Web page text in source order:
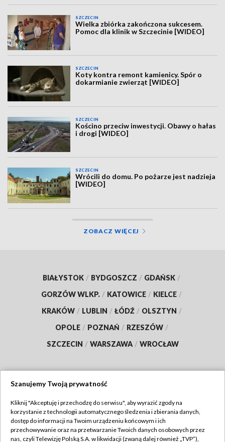
SZCZECIN
Wielka zbiórka zakończona sukcesem.
Pomoc dla klinik w Szczecinie [WIDEO]
SZCZECIN
Koty kontra remont kamienicy. Spór o
dokarmianie zwierząt [WIDEO]
SZCZECIN
Kościno przeciw inwestycji. Obawy o hałas
i drogi [WIDEO]
SZCZECIN
Wrócili do domu. Po pożarze jest nadzieja
[WIDEO]
ZOBACZ WIĘCEJ
BIAŁYSTOK / BYDGOSZCZ / GDAŃSK /
GORZÓW WLKP. / KATOWICE / KIELCE /
KRAKÓW / LUBLIN / ŁÓDŹ / OLSZTYN /
OPOLE / POZNAŃ / RZESZÓW /
SZCZECIN / WARSZAWA / WROCŁAW
TVP
Abonament TVP
Regulamin TVP
Szanujemy Twoją prywatność
Kliknij "Akceptuję i przechodzę do serwisu", aby wyrazić zgody na
korzystanie z technologii automatycznego śledzenia i zbierania danych,
dostęp do informacji na Twoim urządzeniu końcowym i ich
przechowywanie oraz na przetwarzanie Twoich danych osobowych przez
nas, czyli Telewizję Polską S.A. w likwidacji (zwaną dalej również „TVP”),